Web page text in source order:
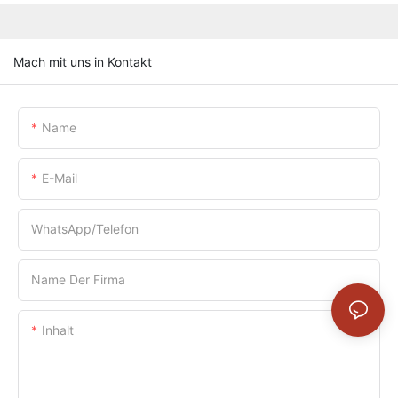
Mach mit uns in Kontakt
Name
E-Mail
WhatsApp/Telefon
Name Der Firma
Inhalt